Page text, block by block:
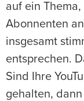
auf ein
Abonnenten
insgesamt
entsprechen.
Sind Ihre
gehalten,